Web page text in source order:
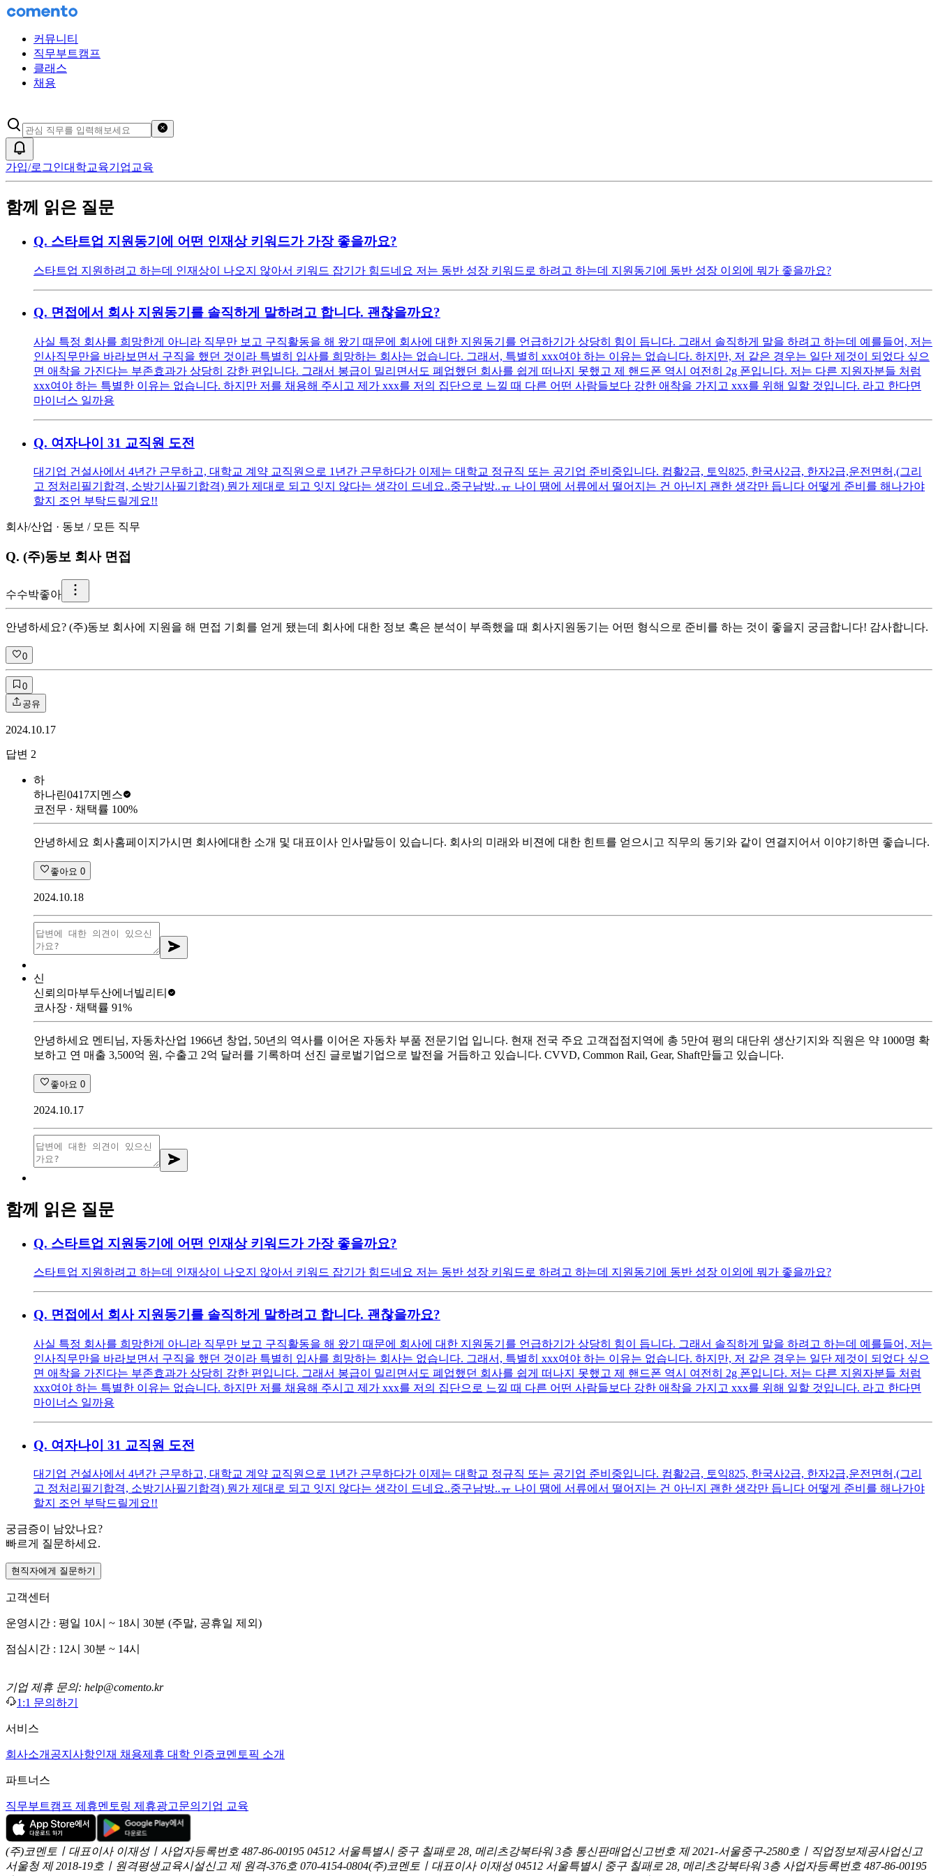
커뮤니티
직무부트캠프
클래스
채용
가입/로그인대학교육기업교육
함께 읽은 질문
Q. 스타트업 지원동기에 어떤 인재상 키워드가 가장 좋을까요?
스타트업 지원하려고 하는데 인재상이 나오지 않아서 키워드 잡기가 힘드네요 저는 동반 성장 키워드로 하려고 하는데 지원동기에 동반 성장 이외에 뭐가 좋을까요?
Q. 면접에서 회사 지원동기를 솔직하게 말하려고 합니다. 괜찮을까요?
사실 특정 회사를 희망한게 아니라 직무만 보고 구직활동을 해 왔기 때문에 회사에 대한 지원동기를 언급하기가 상당히 힘이 듭니다. 그래서 솔직하게 말을 하려고 하는데 예를들어, 저는
인사직무만을 바라보면서 구직을 했던 것이라 특별히 입사를 희망하는 회사는 없습니다. 그래서, 특별히 xxx여야 하는 이유는 없습니다. 하지만, 저 같은 경우는 일단 제것이 되었다 싶으
면 애착을 가진다는 부존효과가 상당히 강한 편입니다. 그래서 봉급이 밀리면서도 폐업했던 회사를 쉽게 떠나지 못했고 제 핸드폰 역시 여전히 2g 폰입니다. 저는 다른 지원자분들 처럼
xxx여야 하는 특별한 이유는 없습니다. 하지만 저를 채용해 주시고 제가 xxx를 저의 집단으로 느낄 때 다른 어떤 사람들보다 강한 애착을 가지고 xxx를 위해 일할 것입니다. 라고 한다면
마이너스 일까용
Q. 여자나이 31 교직원 도전
대기업 건설사에서 4년간 근무하고, 대학교 계약 교직원으로 1년간 근무하다가 이제는 대학교 정규직 또는 공기업 준비중입니다. 컴활2급, 토익825, 한국사2급, 한자2급,운전면허,(그리
고 정처리필기합격, 소방기사필기합격) 뭔가 제대로 되고 잇지 않다는 생각이 드네요..중구남방..ㅠ 나이 땜에 서류에서 떨어지는 건 아닌지 괜한 생각만 듭니다 어떻게 준비를 해나가야
할지 조언 부탁드릴게요!!
회사/산업 · 동보 / 모든 직무
Q. (주)동보 회사 면접
수수박좋아
안녕하세요? (주)동보 회사에 지원을 해 면접 기회를 얻게 됐는데 회사에 대한 정보 혹은 분석이 부족했을 때 회사지원동기는 어떤 형식으로 준비를 하는 것이 좋을지 궁금합니다! 감사합니다.
0
0
공유
2024.10.17
답변 2
하
하나린0417지멘스
코전무 ∙ 채택률 100%
안녕하세요 회사홈페이지가시면 회사에대한 소개 및 대표이사 인사말등이 있습니다. 회사의 미래와 비젼에 대한 힌트를 얻으시고 직무의 동기와 같이 연결지어서 이야기하면 좋습니다.
좋아요 0
2024.10.18
신
신뢰의마부두산에너빌리티
코사장 ∙ 채택률 91%
안녕하세요 멘티님, 자동차산업 1966년 창업, 50년의 역사를 이어온 자동차 부품 전문기업 입니다. 현재 전국 주요 고객접점지역에 총 5만여 평의 대단위 생산기지와 직원은 약 1000명 확
보하고 연 매출 3,500억 원, 수출고 2억 달러를 기록하며 선진 글로벌기업으로 발전을 거듭하고 있습니다. CVVD, Common Rail, Gear, Shaft만들고 있습니다.
좋아요 0
2024.10.17
함께 읽은 질문
Q. 스타트업 지원동기에 어떤 인재상 키워드가 가장 좋을까요?
스타트업 지원하려고 하는데 인재상이 나오지 않아서 키워드 잡기가 힘드네요 저는 동반 성장 키워드로 하려고 하는데 지원동기에 동반 성장 이외에 뭐가 좋을까요?
Q. 면접에서 회사 지원동기를 솔직하게 말하려고 합니다. 괜찮을까요?
사실 특정 회사를 희망한게 아니라 직무만 보고 구직활동을 해 왔기 때문에 회사에 대한 지원동기를 언급하기가 상당히 힘이 듭니다. 그래서 솔직하게 말을 하려고 하는데 예를들어, 저는
인사직무만을 바라보면서 구직을 했던 것이라 특별히 입사를 희망하는 회사는 없습니다. 그래서, 특별히 xxx여야 하는 이유는 없습니다. 하지만, 저 같은 경우는 일단 제것이 되었다 싶으
면 애착을 가진다는 부존효과가 상당히 강한 편입니다. 그래서 봉급이 밀리면서도 폐업했던 회사를 쉽게 떠나지 못했고 제 핸드폰 역시 여전히 2g 폰입니다. 저는 다른 지원자분들 처럼
xxx여야 하는 특별한 이유는 없습니다. 하지만 저를 채용해 주시고 제가 xxx를 저의 집단으로 느낄 때 다른 어떤 사람들보다 강한 애착을 가지고 xxx를 위해 일할 것입니다. 라고 한다면
마이너스 일까용
Q. 여자나이 31 교직원 도전
대기업 건설사에서 4년간 근무하고, 대학교 계약 교직원으로 1년간 근무하다가 이제는 대학교 정규직 또는 공기업 준비중입니다. 컴활2급, 토익825, 한국사2급, 한자2급,운전면허,(그리
고 정처리필기합격, 소방기사필기합격) 뭔가 제대로 되고 잇지 않다는 생각이 드네요..중구남방..ㅠ 나이 땜에 서류에서 떨어지는 건 아닌지 괜한 생각만 듭니다 어떻게 준비를 해나가야
할지 조언 부탁드릴게요!!
궁금증이 남았나요?
빠르게 질문하세요.
현직자에게 질문하기
고객센터
운영시간 : 평일 10시 ~ 18시 30분 (주말, 공휴일 제외)
점심시간 : 12시 30분 ~ 14시
기업 제휴 문의: help@comento.kr
1:1 문의하기
서비스
회사소개 공지사항인재 채용제휴 대학 인증코멘토픽 소개
파트너스
직무부트캠프 제휴멘토링 제휴광고문의 기업 교육
(주)코멘토ㅣ대표이사 이재성ㅣ사업자등록번호 487-86-00195 04512 서울특별시 중구 칠패로 28, 메리츠강북타워 3층 통신판매업신고번호 제 2021-서울중구-2580호ㅣ직업정보제공사업신고
서울청 제 2018-19호ㅣ원격평생교육시설신고 제 원격-376호 070-4154-0804(주)코멘토ㅣ대표이사 이재성 04512 서울특별시 중구 칠패로 28, 메리츠강북타워 3층 사업자등록번호 487-86-00195